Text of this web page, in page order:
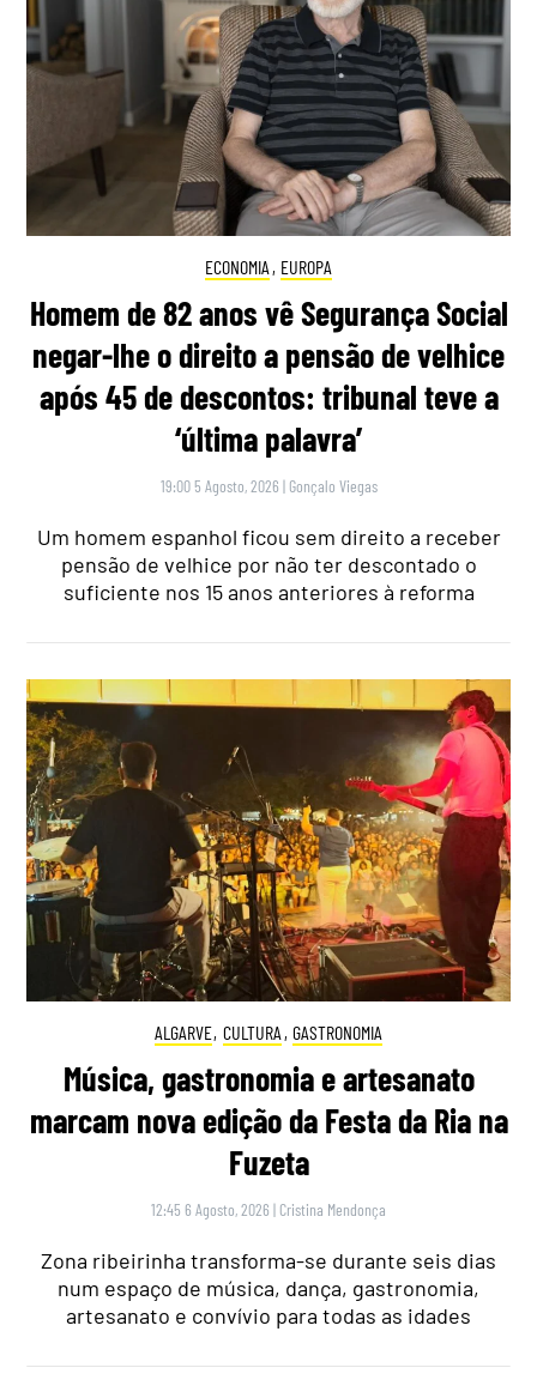
ECONOMIA , EUROPA
Homem de 82 anos vê Segurança Social
negar-lhe o direito a pensão de velhice
após 45 de descontos: tribunal teve a
‘última palavra’
19:00 5 Agosto, 2026 | Gonçalo Viegas
Um homem espanhol ficou sem direito a receber
pensão de velhice por não ter descontado o
suficiente nos 15 anos anteriores à reforma
ALGARVE, CULTURA , GASTRONOMIA
Música, gastronomia e artesanato
marcam nova edição da Festa da Ria na
Fuzeta
12:45 6 Agosto, 2026 | Cristina Mendonça
Zona ribeirinha transforma-se durante seis dias
num espaço de música, dança, gastronomia,
artesanato e convívio para todas as idades